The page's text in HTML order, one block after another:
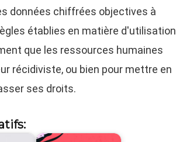
données chiffrées objectives à
établies en matière d'utilisation
que les ressources humaines
récidiviste, ou bien pour mettre en
ses droits.